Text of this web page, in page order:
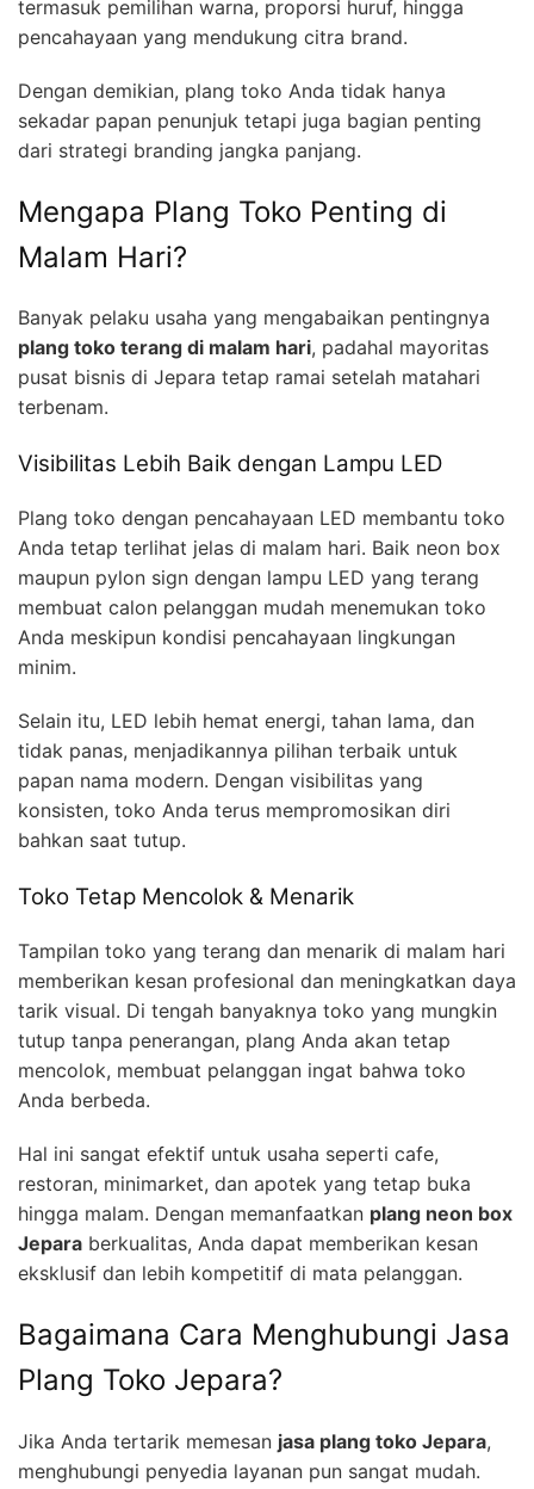
termasuk pemilihan warna, proporsi huruf, hingga
pencahayaan yang mendukung citra brand.
Dengan demikian, plang toko Anda tidak hanya
sekadar papan penunjuk tetapi juga bagian penting
dari strategi branding jangka panjang.
Mengapa Plang Toko Penting di
Malam Hari?
Banyak pelaku usaha yang mengabaikan pentingnya
plang toko terang di malam hari, padahal mayoritas
pusat bisnis di Jepara tetap ramai setelah matahari
terbenam.
Visibilitas Lebih Baik dengan Lampu LED
Plang toko dengan pencahayaan LED membantu toko
Anda tetap terlihat jelas di malam hari. Baik neon box
maupun pylon sign dengan lampu LED yang terang
membuat calon pelanggan mudah menemukan toko
Anda meskipun kondisi pencahayaan lingkungan
minim.
Selain itu, LED lebih hemat energi, tahan lama, dan
tidak panas, menjadikannya pilihan terbaik untuk
papan nama modern. Dengan visibilitas yang
konsisten, toko Anda terus mempromosikan diri
bahkan saat tutup.
Toko Tetap Mencolok & Menarik
Tampilan toko yang terang dan menarik di malam hari
memberikan kesan profesional dan meningkatkan daya
tarik visual. Di tengah banyaknya toko yang mungkin
tutup tanpa penerangan, plang Anda akan tetap
mencolok, membuat pelanggan ingat bahwa toko
Anda berbeda.
Hal ini sangat efektif untuk usaha seperti cafe,
restoran, minimarket, dan apotek yang tetap buka
hingga malam. Dengan memanfaatkan plang neon box
Jepara berkualitas, Anda dapat memberikan kesan
eksklusif dan lebih kompetitif di mata pelanggan.
Bagaimana Cara Menghubungi Jasa
Plang Toko Jepara?
Jika Anda tertarik memesan jasa plang toko Jepara,
menghubungi penyedia layanan pun sangat mudah.